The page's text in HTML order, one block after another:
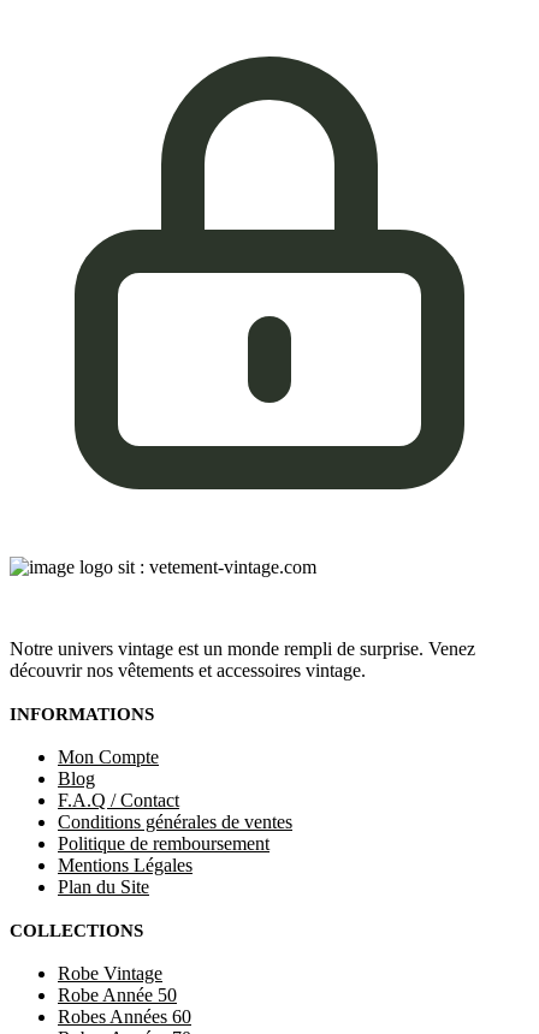
Notre univers vintage est un monde rempli de surprise. Venez
découvrir nos vêtements et accessoires vintage.
INFORMATIONS
Mon Compte
Blog
F.A.Q / Contact
Conditions générales de ventes
Politique de remboursement
Mentions Légales
Plan du Site
COLLECTIONS
Robe Vintage
Robe Année 50
Robes Années 60